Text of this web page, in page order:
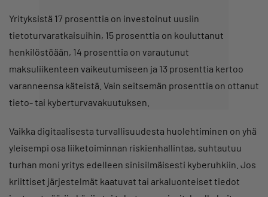
Yrityksistä 17 prosenttia on investoinut uusiin
tietoturvaratkaisuihin, 15 prosenttia on kouluttanut
henkilöstöään, 14 prosenttia on varautunut
maksuliikenteen vaikeutumiseen ja 13 prosenttia kertoo
varanneensa käteistä. Vain seitsemän prosenttia on ottanut
tieto- tai kyberturvavakuutuksen.
Vaikka digitaalisesta turvallisuudesta huolehtiminen on yhä
yleisempi osa liiketoiminnan riskienhallintaa, suhtautuu
turhan moni yritys edelleen sinisilmäisesti kyberuhkiin. Jos
kriittiset järjestelmät kaatuvat tai arkaluonteiset tiedot